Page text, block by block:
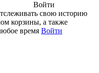
Войти
свою историю
корзины, а также
время Войти